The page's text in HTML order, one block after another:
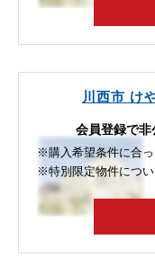
川西市 け
会員登録で非
※購入希望条件に合っ
※特別限定物件につい